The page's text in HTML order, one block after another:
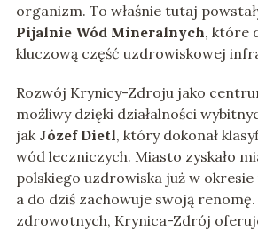
organizm. To właśnie tutaj
Pijalnie Wód Mineralnych, które
kluczową część uzdrowiskowej
Rozwój Krynicy-Zdroju jako
możliwy dzięki działalności
jak Józef Dietl, który dokonał
wód leczniczych. Miasto zyskało
polskiego uzdrowiska już w
a do dziś zachowuje swoją
zdrowotnych, Krynica-Zdrój